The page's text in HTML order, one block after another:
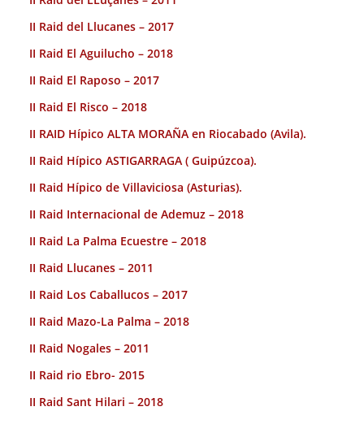
II Raid del Llucanes – 2017
II Raid El Aguilucho – 2018
II Raid El Raposo – 2017
II Raid El Risco – 2018
II RAID Hípico ALTA MORAÑA en Riocabado (Avila).
II Raid Hípico ASTIGARRAGA ( Guipúzcoa).
II Raid Hípico de Villaviciosa (Asturias).
II Raid Internacional de Ademuz – 2018
II Raid La Palma Ecuestre – 2018
II Raid Llucanes – 2011
II Raid Los Caballucos – 2017
II Raid Mazo-La Palma – 2018
II Raid Nogales – 2011
II Raid rio Ebro- 2015
II Raid Sant Hilari – 2018